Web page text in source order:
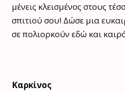
μένεις κλεισμένος στους
σπιτιού σου! Δώσε μια
σε πολιορκούν εδώ και
Καρκίνος